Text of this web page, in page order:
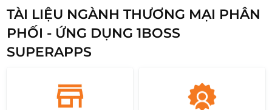
TÀI LIỆU NGÀNH THƯƠNG MẠI PHÂN
PHỐI - ỨNG DỤNG 1BOSS
SUPERAPPS